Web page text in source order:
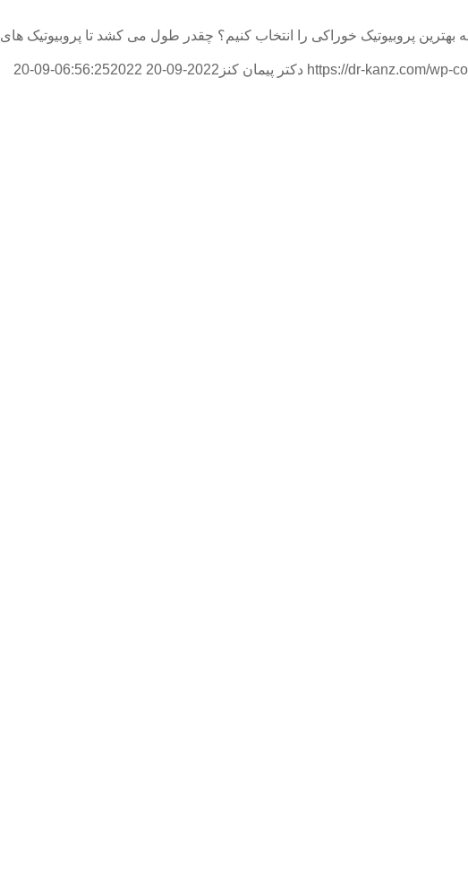
بهترین پروبیوتیک خوراکی را انتخاب کنیم؟ چقدر طول می کشد تا پروبیوتیک های
https://dr-kanz.com/wp- دکتر پیمان کنز 2022-09-20 06:56:25
2022-09-20